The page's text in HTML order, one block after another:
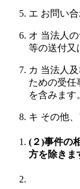
エ お問い
オ 当法人
等の送付又
カ 当法人
ための受任
を含みます
キ その他
(２)事件の
方を除きま